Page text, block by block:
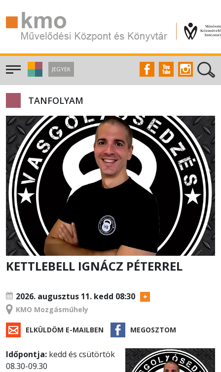
JEGYEK
TANFOLYAM
KETTLEBELL IGNÁCZ PÉTERREL
2026. augusztus 11. kedd 08:30
KMO Mozgásműhely
ELKÜLDÖM E-MAILBEN MEGOSZTOM
Időpontja: kedd és csütörtök
08.30-09.30